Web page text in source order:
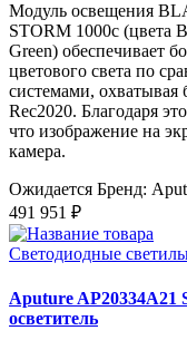
Модуль освещения
STORM 1000c (цвета
Green) обеспечивает
цветового света по
системами, охватывая
Rec2020. Благодаря
что изображение на
камера.
Ожидается Бренд:
491 951 ₽
Светодиодные
Aputure AP20334A21
осветитель